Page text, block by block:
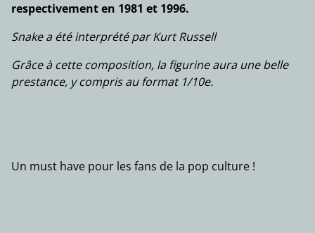
respectivement en 1981 et 1996.
Snake a été interprété par Kurt Russell
Grâce à cette composition, la figurine aura une belle
prestance, y compris au format 1/10e.
Un must have pour les fans de la pop culture !